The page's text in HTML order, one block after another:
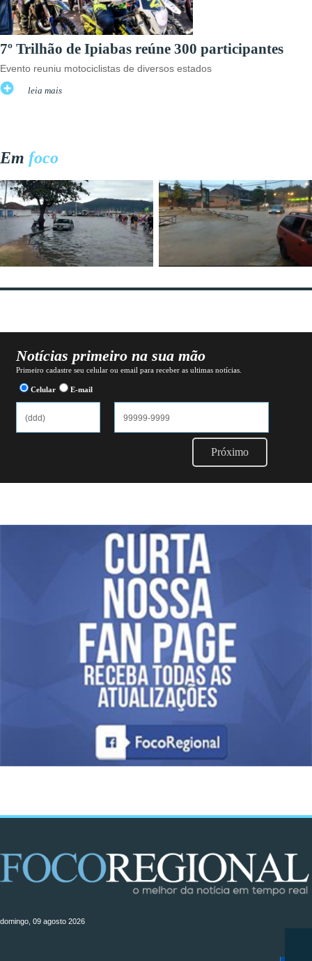
7º Trilhão de Ipiabas reúne 300 participantes
Evento reuniu motociclistas de diversos estados
leia mais
Em foco
Notícias primeiro na sua mão
Primeiro cadastre seu celular ou email para receber as ultimas notícias.
Celular E-mail
Próximo
domingo, 09 agosto 2026